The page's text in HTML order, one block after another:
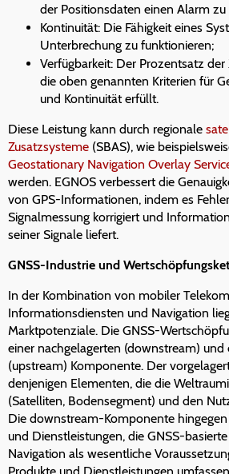
der Positionsdaten einen Alarm zu
Kontinuität: Die Fähigkeit eines
Unterbrechung zu funktionieren;
Verfügbarkeit: Der Prozentsatz
die oben genannten Kriterien für
und Kontinuität erfüllt.
Diese Leistung kann durch regionale
Zusatzsysteme (SBAS), wie
Geostationary Navigation Overlay
werden. EGNOS verbessert die
von GPS-Informationen, indem es
Signalmessung korrigiert und
seiner Signale liefert.
GNSS-Industrie und
In der Kombination von mobiler
Informationsdiensten und Navigation
Marktpotenziale. Die GNSS-
einer nachgelagerten (downstream) und
(upstream) Komponente. Der
denjenigen Elementen, die die
(Satelliten, Bodensegment) und den
Die downstream-Komponente
und Dienstleistungen, die GNSS-
Navigation als wesentliche
Produkte und Dienstleistungen